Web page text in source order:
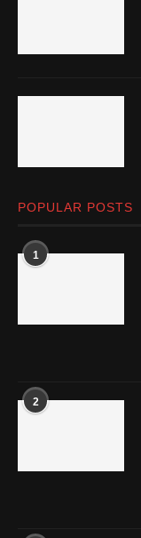
POPULAR POSTS
1
2